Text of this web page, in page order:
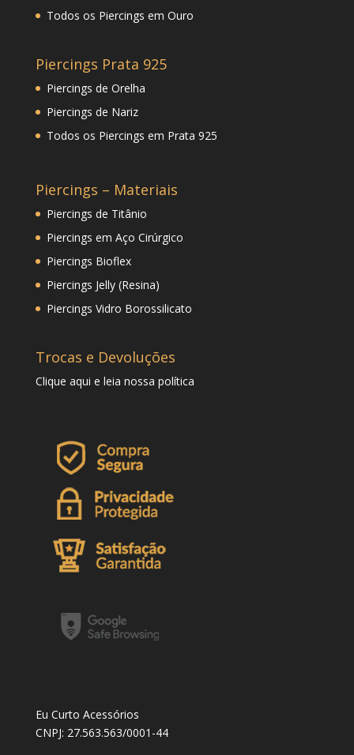
Todos os Piercings em Ouro
Piercings Prata 925
Piercings de Orelha
Piercings de Nariz
Todos os Piercings em Prata 925
Piercings – Materiais
Piercings de Titânio
Piercings em Aço Cirúrgico
Piercings Bioflex
Piercings Jelly (Resina)
Piercings Vidro Borossilicato
Trocas e Devoluções
Clique aqui e leia nossa política
Eu Curto Acessórios
CNPJ: 27.563.563/0001-44